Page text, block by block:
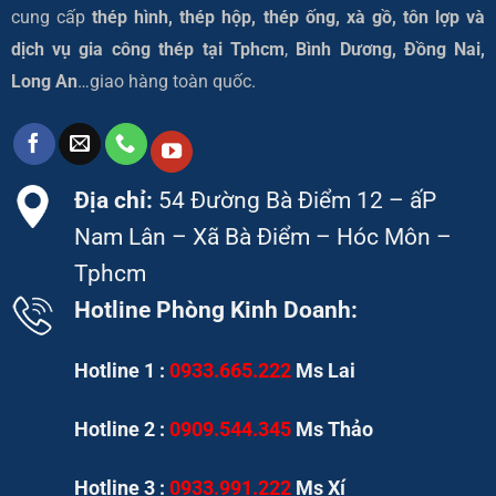
cung cấpthép hình, thép hộp, thép ống, xà gồ, tôn lợp và
dịch vụ gia công thép tại Tphcm, Bình Dương, Đồng Nai,
Long An…giao hàng toàn quốc.
Địa chỉ: 54 Đường Bà Điểm 12 – ấP
Nam Lân – Xã Bà Điểm – Hóc Môn –
Tphcm
Hotline Phòng Kinh Doanh:
Hotline 1 : 0933.665.222 Ms Lai
Hotline 2 :0909.544.345 Ms Thảo
Hotline 3 :0933.991.222 Ms Xí